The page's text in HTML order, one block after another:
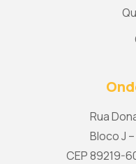
Rua
Bloco J
CEP 89219-